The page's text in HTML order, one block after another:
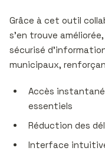
Grâce à cet outil
s’en trouve
sécurisé
municipaux,
Accès
essentiels
Réduction des
Interface